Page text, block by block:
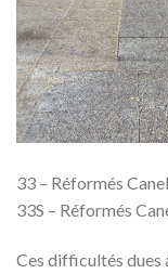
33 – Réformés
33S – Réformés
Ces difficultés dues